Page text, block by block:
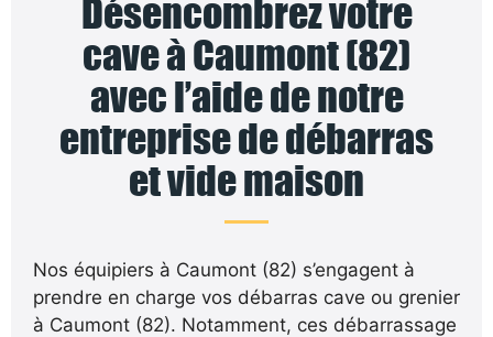
Désencombrez votre
cave à Caumont (82)
avec l’aide de notre
entreprise de débarras
et vide maison
Nos équipiers à Caumont (82) s’engagent à
prendre en charge vos débarras cave ou grenier
à Caumont (82). Notamment, ces débarrassage